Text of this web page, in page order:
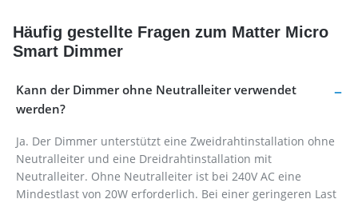
Häufig gestellte Fragen zum Matter Micro
Smart Dimmer
Kann der Dimmer ohne Neutralleiter verwendet
werden?
Ja. Der Dimmer unterstützt eine Zweidrahtinstallation ohne
Neutralleiter und eine Dreidrahtinstallation mit
Neutralleiter. Ohne Neutralleiter ist bei 240V AC eine
Mindestlast von 20W erforderlich. Bei einer geringeren Last